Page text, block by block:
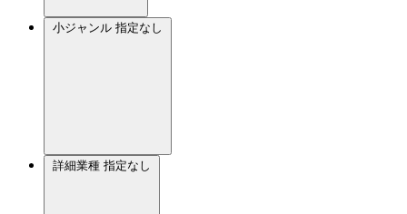
小ジャンル 指定なし
詳細業種 指定なし